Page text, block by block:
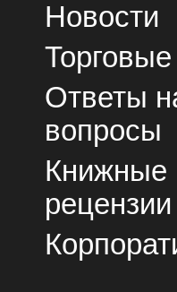
Новости
Ответы
вопросы
Книжные
рецензии